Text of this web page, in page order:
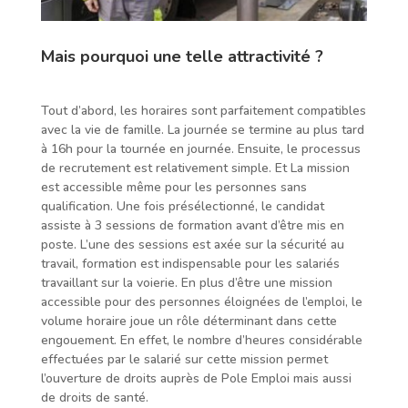
Mais pourquoi une telle attractivité ?
Tout d’abord, les horaires sont parfaitement compatibles
avec la vie de famille. La journée se termine au plus tard
à 16h pour la tournée en journée. Ensuite, le processus
de recrutement est relativement simple. Et La mission
est accessible même pour les personnes sans
qualification. Une fois présélectionné, le candidat
assiste à 3 sessions de formation avant d’être mis en
poste. L’une des sessions est axée sur la sécurité au
travail, formation est indispensable pour les salariés
travaillant sur la voierie. En plus d’être une mission
accessible pour des personnes éloignées de l’emploi, le
volume horaire joue un rôle déterminant dans cette
engouement. En effet, le nombre d’heures considérable
effectuées par le salarié sur cette mission permet
l’ouverture de droits auprès de Pole Emploi mais aussi
de droits de santé.